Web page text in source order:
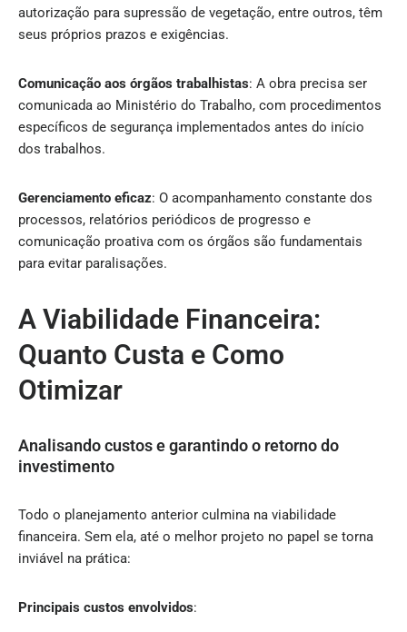
autorização para supressão de vegetação, entre outros, têm
seus próprios prazos e exigências.
Comunicação aos órgãos trabalhistas: A obra precisa ser
comunicada ao Ministério do Trabalho, com procedimentos
específicos de segurança implementados antes do início
dos trabalhos.
Gerenciamento eficaz: O acompanhamento constante dos
processos, relatórios periódicos de progresso e
comunicação proativa com os órgãos são fundamentais
para evitar paralisações.
A Viabilidade Financeira:
Quanto Custa e Como
Otimizar
Analisando custos e garantindo o retorno do
investimento
Todo o planejamento anterior culmina na viabilidade
financeira. Sem ela, até o melhor projeto no papel se torna
inviável na prática:
Principais custos envolvidos: